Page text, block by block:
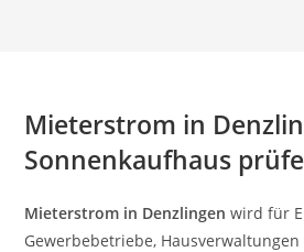
Mieterstrom in
Sonnenkaufhaus
Mieterstrom in Denzlingen wird für
Gewerbebetriebe,